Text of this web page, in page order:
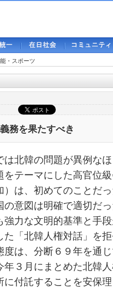
・スポーツ
務を果たすべき
北韓の問題が異例な
をテーマにした高官位
）は、初めてのことだ
の意図は明確で適切だ
強力な文明的基準と手
た「北韓人権対話」を
度は、分断６９年を通
年３月にまとめた北韓
に付託することを安保